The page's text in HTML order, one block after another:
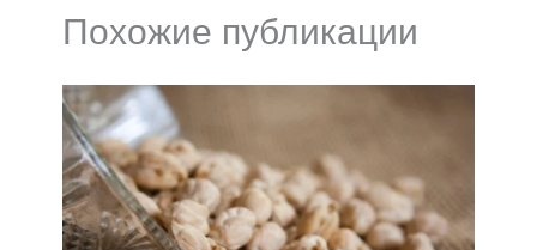
Похожие публикации